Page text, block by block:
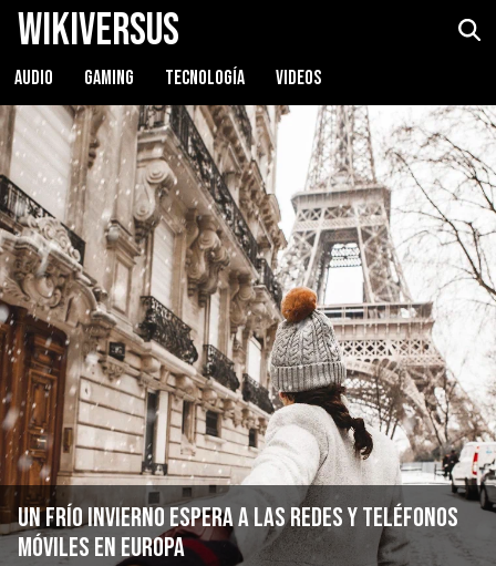
WikiVersus
AUDIO GAMING TECNOLOGÍA VIDEOS
Un frío invierno espera a las redes y teléfonos
móviles en Europa